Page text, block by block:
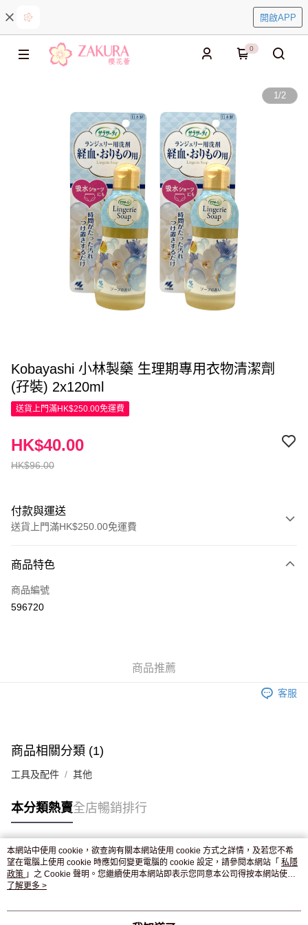
開啟APP
0
1/2
Kobayashi 小林製藥 生理期專用衣物清潔劑
(孖裝) 2x120ml
送貨上門滿HK$250.00免運費
HK$96.00
HK$40.00
付款與運送
送貨上門滿HK$250.00免運費
信用卡
Apple Pay
付款後門市自取，訂單確認後2-4個工作天到店，7天內取。逾期後
商品特色
商品編號
596720
商品推薦
客服
商品相關分類 (1)
工具及配件 其他
本分類熱賣全店暢銷排行
熱門標籤
熱銷排行
本網站中使用 cookie，欲查詢有關本網站使用 cookie 方式之詳情，及若您不希
望在電腦上使用 cookie 時應如何變更電腦的 cookie 設定，請參閱本網站「 私隱
政策 」之 Cookie 聲明。您繼續使用本網站即表示您同意本公司得按本網站使用
條款之 Cookie 聲明使用 cookie。
了解更多 >